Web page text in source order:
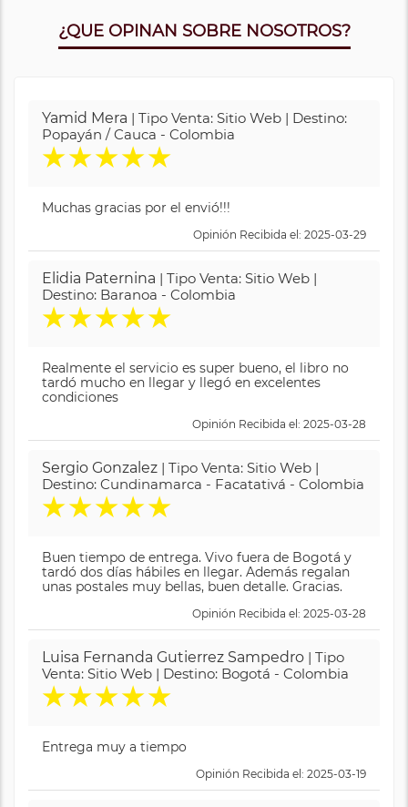
¿QUE OPINAN SOBRE NOSOTROS?
Yamid Mera | Tipo Venta: Sitio Web | Destino:
Popayán / Cauca - Colombia
★★★★★
Muchas gracias por el envió!!!
Opinión Recibida el: 2025-03-29
Elidia Paternina | Tipo Venta: Sitio Web |
Destino: Baranoa - Colombia
★★★★★
Realmente el servicio es super bueno, el libro no
tardó mucho en llegar y llegó en excelentes
condiciones
Opinión Recibida el: 2025-03-28
Sergio Gonzalez | Tipo Venta: Sitio Web |
Destino: Cundinamarca - Facatativá - Colombia
★★★★★
Buen tiempo de entrega. Vivo fuera de Bogotá y
tardó dos días hábiles en llegar. Además regalan
unas postales muy bellas, buen detalle. Gracias.
Opinión Recibida el: 2025-03-28
Luisa Fernanda Gutierrez Sampedro | Tipo
Venta: Sitio Web | Destino: Bogotá - Colombia
★★★★★
Entrega muy a tiempo
Opinión Recibida el: 2025-03-19